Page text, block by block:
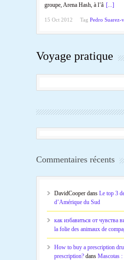
groupe, Arena Hash, à l’â [...]
15 Oct 2012 Tag Pedro Suarez-
Voyage pratique
Commentaires récents
DavidCooper dans Le top 3
d’Amérique du Sud
как избавиться от чувства
la folie des animaux de
How to buy a prescription
prescription? dans Mascotas